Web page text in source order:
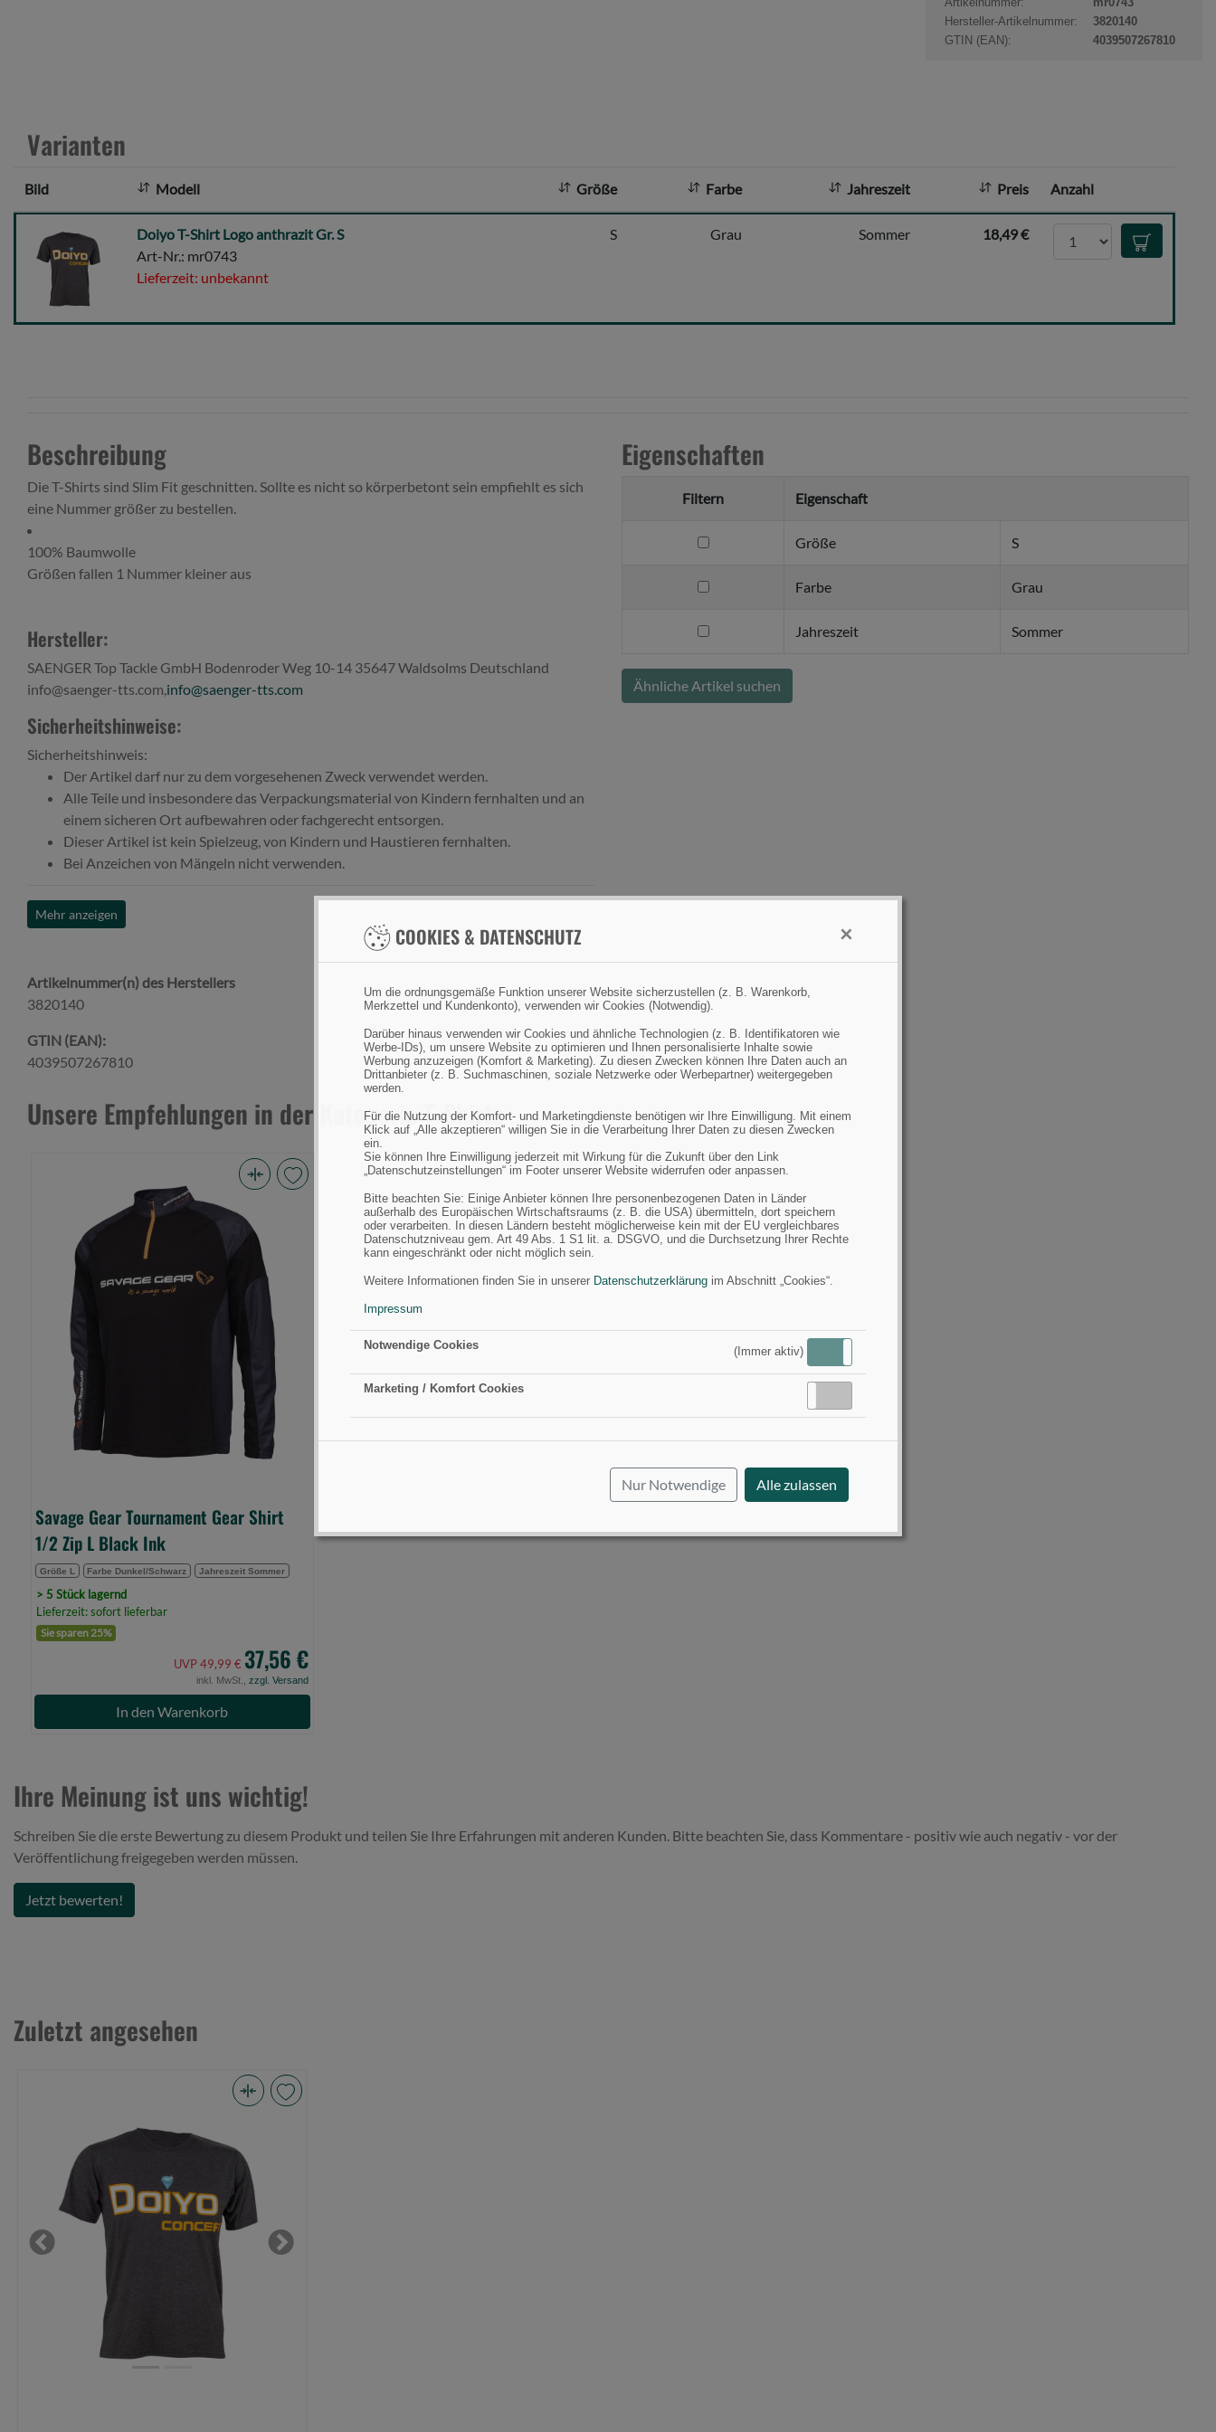
COOKIES & DATENSCHUTZ ×
Um die ordnungsgemäße Funktion unserer Website sicherzustellen (z. B. Warenkorb,
Merkzettel und Kundenkonto), verwenden wir Cookies (Notwendig).
Darüber hinaus verwenden wir Cookies und ähnliche Technologien (z. B. Identifikatoren wie
Werbe-IDs), um unsere Website zu optimieren und Ihnen personalisierte Inhalte sowie
Werbung anzuzeigen (Komfort & Marketing). Zu diesen Zwecken können Ihre Daten auch an
Drittanbieter (z. B. Suchmaschinen, soziale Netzwerke oder Werbepartner) weitergegeben
werden.
Für die Nutzung der Komfort- und Marketingdienste benötigen wir Ihre Einwilligung. Mit einem
Klick auf „Alle akzeptieren“ willigen Sie in die Verarbeitung Ihrer Daten zu diesen Zwecken
ein.
Sie können Ihre Einwilligung jederzeit mit Wirkung für die Zukunft über den Link
„Datenschutzeinstellungen“ im Footer unserer Website widerrufen oder anpassen.
Bitte beachten Sie: Einige Anbieter können Ihre personenbezogenen Daten in Länder
außerhalb des Europäischen Wirtschaftsraums (z. B. die USA) übermitteln, dort speichern
oder verarbeiten. In diesen Ländern besteht möglicherweise kein mit der EU vergleichbares
Datenschutzniveau gem. Art 49 Abs. 1 S1 lit. a. DSGVO, und die Durchsetzung Ihrer Rechte
kann eingeschränkt oder nicht möglich sein.
Weitere Informationen finden Sie in unserer Datenschutzerklärung im Abschnitt „Cookies“.
Impressum
Notwendige Cookies (Immer aktiv)
Marketing / Komfort Cookies
Nur Notwendige Alle zulassen
t
a
Hersteller-Artikelnummer:
3820140
GTIN (EAN):
4039507267810
Varianten
Bild Modell Größe Farbe Jahreszeit Preis Anzahl
Doiyo
Logo
anthrazit
Doiyo T-Shirt Logo anthrazit Gr. S
Art-Nr.: mr0743
Lieferzeit: unbekannt
S Grau Sommer 18,49 € In den
Beschreibung
Die T-Shirts sind Slim Fit geschnitten. Sollte es nicht so körperbetont sein empfiehlt es sich
eine Nummer größer zu bestellen.
100% Baumwolle
Größen fallen 1 Nummer kleiner aus
Hersteller:
SAENGER Top Tackle GmbH Bodenroder Weg 10-14 35647 Waldsolms Deutschland
info@saenger-tts.com, info@saenger-tts.com
Sicherheitshinweise:
Sicherheitshinweis:
Der Artikel darf nur zu dem vorgesehenen Zweck verwendet werden.
Alle Teile und insbesondere das Verpackungsmaterial von Kindern fernhalten und an
einem sicheren Ort aufbewahren oder fachgerecht entsorgen.
Dieser Artikel ist kein Spielzeug, von Kindern und Haustieren fernhalten.
Bei Anzeichen von Mängeln nicht verwenden.
Mehr anzeigen
Artikelnummer(n) des Herstellers
3820140
GTIN (EAN):
4039507267810
Eigenschaften
Filtern Eigenschaft
filtern
Größe
Größe S
filtern
Farbe
Farbe Grau
filtern
Jahreszeit
Jahreszeit Sommer
Ähnliche Artikel suchen
Unsere Empfehlungen in der Kategorie T-Shirts
Tournament
Savage Gear Tournament Gear Shirt
1/2 Zip L Black Ink
Größe L Farbe Dunkel/Schwarz Jahreszeit Sommer
> 5 Stück lagernd
Lieferzeit: sofort lieferbar
Sie sparen 25%
UVP 49,99 € 37,56 €
inkl. MwSt., zzgl. Versand
In den Warenkorb
Ihre Meinung ist uns wichtig!
Schreiben Sie die erste Bewertung zu diesem Produkt und teilen Sie Ihre Erfahrungen mit anderen Kunden. Bitte beachten Sie, dass Kommentare - positiv wie auch negativ - vor der
Veröffentlichung freigegeben werden müssen.
Jetzt bewerten!
Zuletzt angesehen
anthrazit
Previous Next